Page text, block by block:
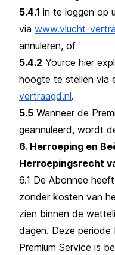
5.4.1 in te loggen op
via www.vlucht-
annuleren, of
5.4.2 Yource hier
hoogte te stellen via
vertraagd.nl.
5.5 Wanneer de
geannuleerd, wordt
6. Herroeping en
Herroepingsrecht
6.1 De Abonnee
zonder kosten van
zien binnen de
dagen. Deze
Premium Service is